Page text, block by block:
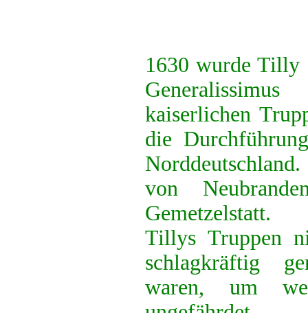
1630 wurde Tilly
kaiserlichen
die
von
Tillys Truppen
schlagkräftig
waren, um